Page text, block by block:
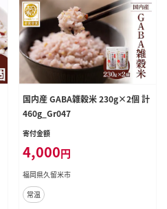
国内産 GABA雑穀米 230g×2個 計
460g_Gr047
寄付金額
4,000円
福岡県久留米市
常温